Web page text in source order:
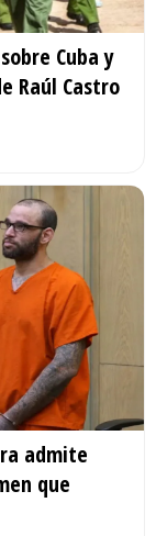
Cuba y
Raúl Castro
admite
que